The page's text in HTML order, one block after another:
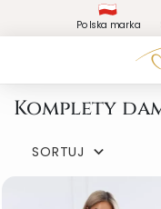
Polska marka
Komplety
SORTUJ 